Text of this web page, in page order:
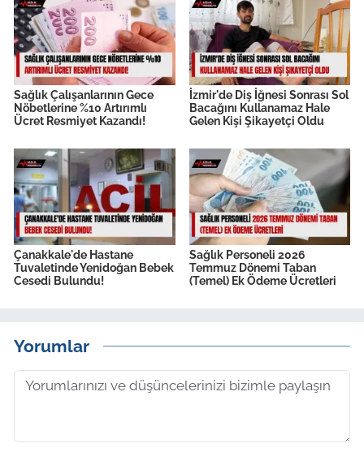
Sağlık Çalışanlarının Gece
Nöbetlerine %10 Artırımlı
Ücret Resmiyet Kazandı!
İzmir'de Diş İğnesi Sonrası Sol
Bacağını Kullanamaz Hale
Gelen Kişi Şikayetçi Oldu
Çanakkale'de Hastane
Tuvaletinde Yenidoğan Bebek
Cesedi Bulundu!
Sağlık Personeli 2026
Temmuz Dönemi Taban
(Temel) Ek Ödeme Ücretleri
Yorumlar